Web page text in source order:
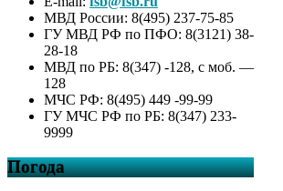
МВД России: 8(495) 237-75-85
ГУ МВД РФ по ПФО: 8(3121) 38-
28-18
МВД по РБ: 8(347) -128, с моб. —
128
МЧС РФ: 8(495) 449 -99-99
ГУ МЧС РФ по РБ: 8(347) 233-
9999
Погода